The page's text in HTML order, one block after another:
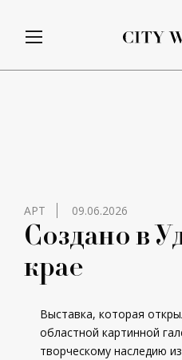
АРТ 09.06.2026
Создано в
крае
Выставка, которая
областной картинной
творческому наследию